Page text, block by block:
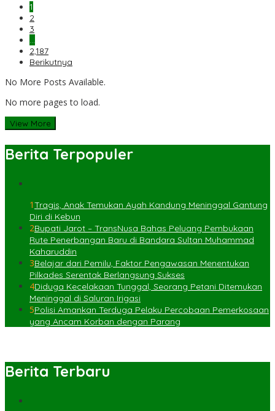
1
2
3
…
2,187
Berikutnya
No More Posts Available.
No more pages to load.
View More
Berita Terpopuler
1Tragis, Anak Temukan Ayah Kandung Meninggal Gantung
Diri di Kebun
2Bupati Jarot – TransNusa Bahas Peluang Pembukaan
Rute Penerbangan Baru di Bandara Sultan Muhammad
Kaharuddin
3Belajar dari Pemilu, Faktor Pengawasan Menentukan
Pilkades Serentak Berlangsung Sukses
4Diduga Kecelakaan Tunggal, Seorang Petani Ditemukan
Meninggal di Saluran Irigasi
5Polisi Amankan Terduga Pelaku Percobaan Pemerkosaan
yang Ancam Korban dengan Parang
Berita Terbaru